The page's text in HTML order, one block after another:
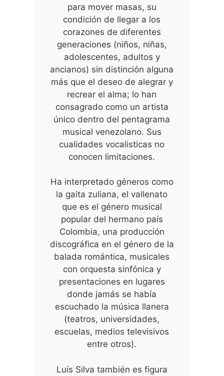
para mover masas, su
condición de llegar a los
corazones de diferentes
generaciones (niños, niñas,
adolescentes, adultos y
ancianos) sin distinción alguna
más que el deseo de alegrar y
recrear el alma; lo han
consagrado como un artista
único dentro del pentagrama
musical venezolano. Sus
cualidades vocalisticas no
conocen limitaciones.
Ha interpretado géneros como
la gaita zuliana, el vallenato
que es el género musical
popular del hermano país
Colombia, una producción
discográfica en el género de la
balada romántica, musicales
con orquesta sinfónica y
presentaciones en lugares
donde jamás se había
escuchado la música llanera
(teatros, universidades,
escuelas, medios televisivos
entre otros).
Luís Silva también es figura